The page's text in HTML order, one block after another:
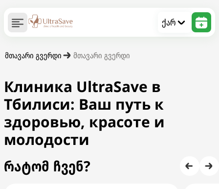
ქარ
მთავარი გვერდი მთავარი გვერდი
Клиника UltraSave в
Тбилиси: Ваш путь к
здоровью, красоте и
молодости
რატომ ჩვენ?